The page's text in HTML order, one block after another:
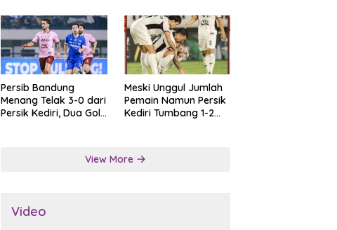
Persib Bandung
Menang Telak 3-0 dari
Persik Kediri, Dua Gol
Meski Unggul Jumlah
Pemain Namun Persik
Kediri Tumbang 1-2
View More
Video